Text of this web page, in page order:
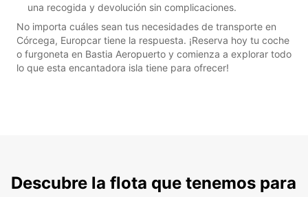
una recogida y devolución sin complicaciones.
No importa cuáles sean tus necesidades de transporte en
Córcega, Europcar tiene la respuesta. ¡Reserva hoy tu coche
o furgoneta en Bastia Aeropuerto y comienza a explorar todo
lo que esta encantadora isla tiene para ofrecer!
Descubre la flota que tenemos para